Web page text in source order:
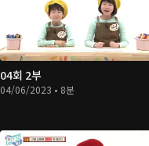
04회 2부
04/06/2023 • 8분